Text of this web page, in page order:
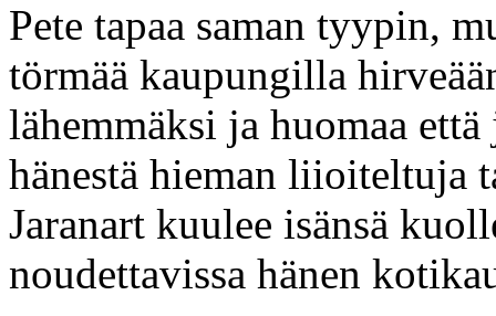
Pete tapaa saman tyypin,
törmää kaupungilla
lähemmäksi ja huomaa
hänestä hieman liioiteltuja
Jaranart kuulee isänsä
noudettavissa hänen